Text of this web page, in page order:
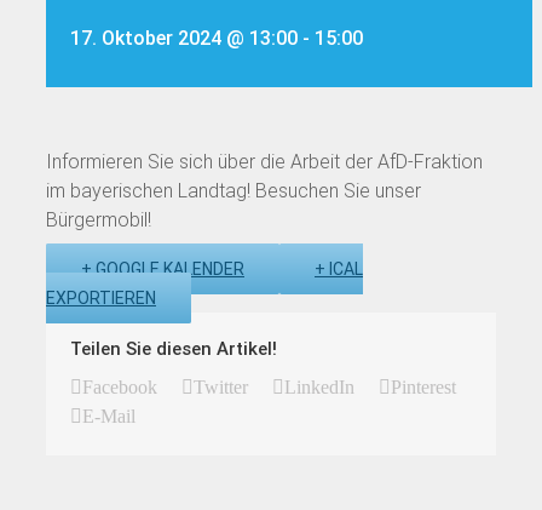
17. Oktober 2024 @ 13:00 - 15:00
Informieren Sie sich über die Arbeit der AfD-Fraktion
im bayerischen Landtag! Besuchen Sie unser
Bürgermobil!
+ GOOGLE KALENDER
+ ICAL
EXPORTIEREN
Teilen Sie diesen Artikel!
Facebook Twitter LinkedIn
Pinterest
E-Mail